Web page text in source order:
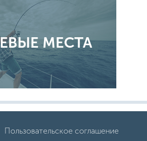
МЕСТА
Пользовательское соглашение